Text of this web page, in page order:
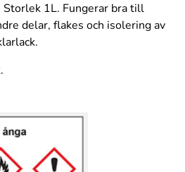
1L. Fungerar bra till
delar, flakes och isolering av